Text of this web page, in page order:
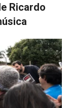
Ricardo